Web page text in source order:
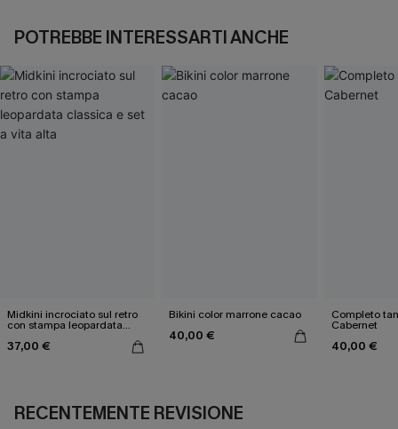
POTREBBE INTERESSARTI ANCHE
Midkini incrociato sul retro
con stampa leopardata
37,00 €
Bikini color marrone cacao
40,00 €
Completo
Cabernet
40,00 €
RECENTEMENTE REVISIONE